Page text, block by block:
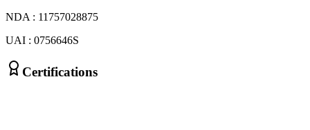
NDA : 11757028875
UAI : 0756646S
Certifications